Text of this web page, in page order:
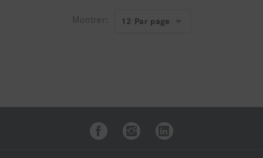
Montrer: